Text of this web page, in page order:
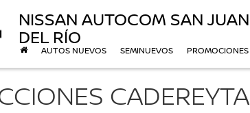
NISSAN AUTOCOM SAN JUAN
DEL RÍO
AUTOS NUEVOS SEMINUEVOS PROMOCIONES
CADEREYTA